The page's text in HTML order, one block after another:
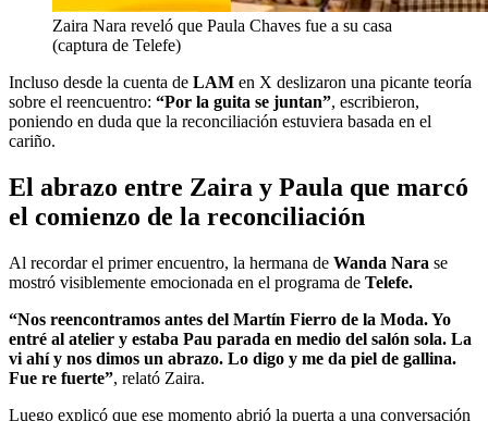
Zaira Nara reveló que Paula Chaves fue a su casa
(captura de Telefe)
Incluso desde la cuenta de LAM en X deslizaron una picante teoría
sobre el reencuentro: “Por la guita se juntan”, escribieron,
poniendo en duda que la reconciliación estuviera basada en el
cariño.
El abrazo entre Zaira y Paula que marcó
el comienzo de la reconciliación
Al recordar el primer encuentro, la hermana de Wanda Nara se
mostró visiblemente emocionada en el programa de Telefe.
“Nos reencontramos antes del Martín Fierro de la Moda. Yo
entré al atelier y estaba Pau parada en medio del salón sola. La
vi ahí y nos dimos un abrazo. Lo digo y me da piel de gallina.
Fue re fuerte”, relató Zaira.
Luego explicó que ese momento abrió la puerta a una conversación